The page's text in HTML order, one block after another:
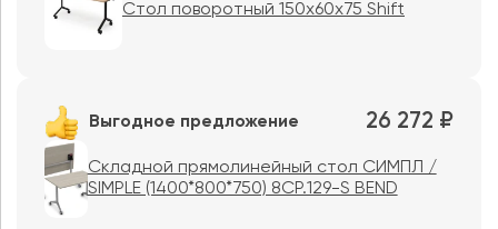
Стол поворотный 150х60х75 Shift
Выгодное предложение 26 272 ₽
Складной прямолинейный стол СИМПЛ /
SIMPLE (1400*800*750) 8СР.129-S BEND